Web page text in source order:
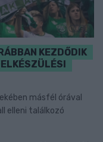
KEZDŐDIK
másfél órával
elleni találkozó